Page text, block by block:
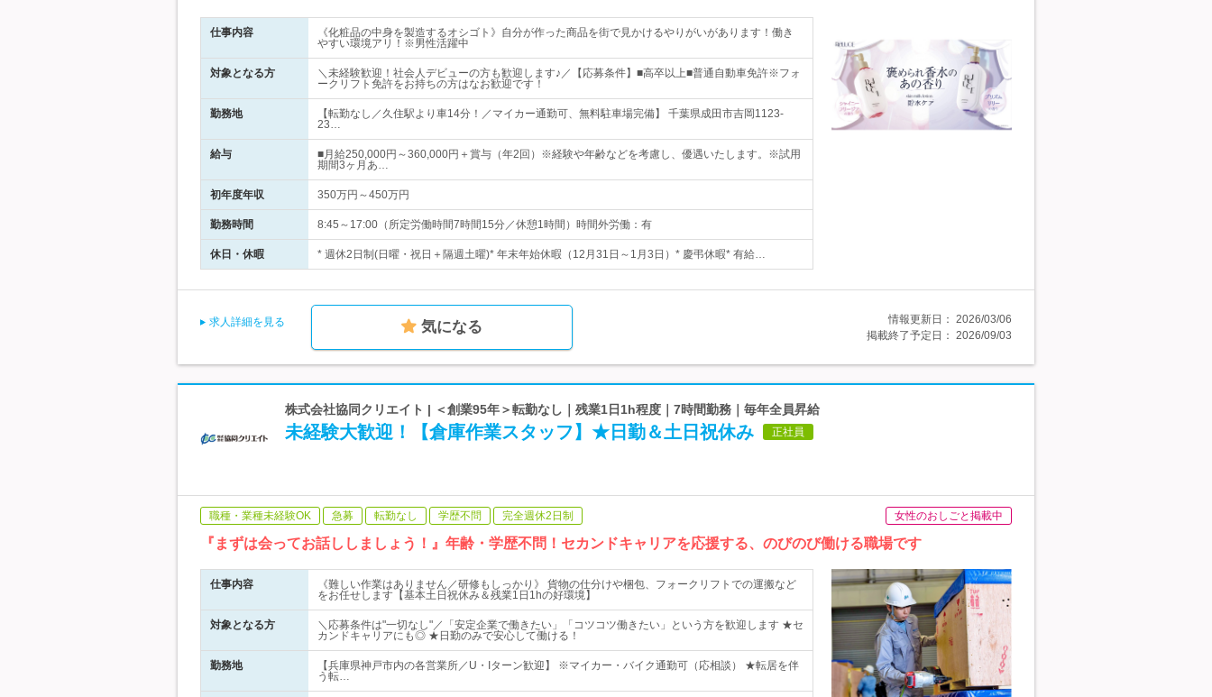
仕事内容
《化粧品の中身を製造するオシゴト》自分が作った商品を街で見かけるやりがいがあります！働き
やすい環境アリ！※男性活躍中
対象となる方
＼未経験歓迎！社会人デビューの方も歓迎します♪／【応募条件】■高卒以上■普通自動車免許※フォ
ークリフト免許をお持ちの方はなお歓迎です！
勤務地
【転勤なし／久住駅より車14分！／マイカー通勤可、無料駐車場完備】 千葉県成田市吉岡1123-
23…
給与
■月給250,000円～360,000円＋賞与（年2回）※経験や年齢などを考慮し、優遇いたします。※試用
期間3ヶ月あ…
初年度年収 350万円～450万円
勤務時間 8:45～17:00（所定労働時間7時間15分／休憩1時間）時間外労働：有
休日・休暇 * 週休2日制(日曜・祝日＋隔週土曜)* 年末年始休暇（12月31日～1月3日）* 慶弔休暇* 有給…
求人詳細を見る 気になる 情報更新日： 2026/03/06
掲載終了予定日： 2026/09/03
株式会社協同クリエイト | ＜創業95年＞転勤なし｜残業1日1h程度｜7時間勤務｜毎年全員昇給
未経験大歓迎！【倉庫作業スタッフ】★日勤＆土日祝休み 正社員
職種・業種未経験OK 急募 転勤なし 学歴不問 完全週休2日制 女性のおしごと掲載中
『まずは会ってお話ししましょう！』年齢・学歴不問！セカンドキャリアを応援する、のびのび働ける職場です
仕事内容
《難しい作業はありません／研修もしっかり》 貨物の仕分けや梱包、フォークリフトでの運搬など
をお任せします【基本土日祝休み＆残業1日1hの好環境】
対象となる方
＼応募条件は"一切なし"／「安定企業で働きたい」「コツコツ働きたい」という方を歓迎します ★セ
カンドキャリアにも◎ ★日勤のみで安心して働ける！
勤務地
【兵庫県神戸市内の各営業所／U・Iターン歓迎】 ※マイカー・バイク通勤可（応相談） ★転居を伴
う転…